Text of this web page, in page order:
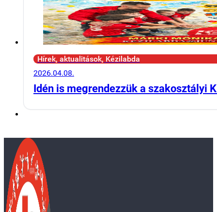
Hírek, aktualitások, Kézilabda
2026.04.08.
Idén is megrendezzük a szakosztályi